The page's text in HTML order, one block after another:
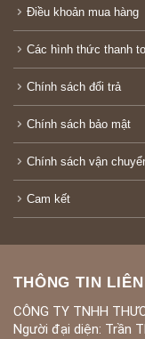
Điều khoản mua hàng
Các hình thức thanh
Chính sách đổi trả
Chính sách bảo mật
Chính sách vận
Cam kết
THÔNG TIN
CÔNG TY TNHH
Người đại diện: Trần